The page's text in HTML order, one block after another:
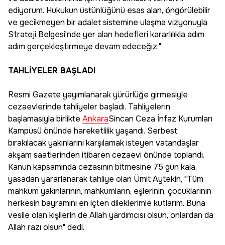
ediyorum. Hukukun üstünlüğünü esas alan, öngörülebilir
ve gecikmeyen bir adalet sistemine ulaşma vizyonuyla
Strateji Belgesi'nde yer alan hedefleri kararlılıkla adım
adım gerçekleştirmeye devam edeceğiz."
TAHLİYELER BAŞLADI
Resmi Gazete yayımlanarak yürürlüğe girmesiyle
cezaevlerinde tahliyeler başladı. Tahliyelerin
başlamasıyla birlikte AnkaraSincan Ceza İnfaz Kurumları
Kampüsü önünde hareketlilik yaşandı. Serbest
bırakılacak yakınlarını karşılamak isteyen vatandaşlar
akşam saatlerinden itibaren cezaevi önünde toplandı.
Kanun kapsamında cezasının bitmesine 75 gün kala,
yasadan yararlanarak tahliye olan Ümit Aytekin, "Tüm
mahkum yakınlarının, mahkumların, eşlerinin, çocuklarının
herkesin bayramını en içten dileklerimle kutlarım. Buna
vesile olan kişilerin de Allah yardımcısı olsun, onlardan da
Allah razı olsun" dedi.